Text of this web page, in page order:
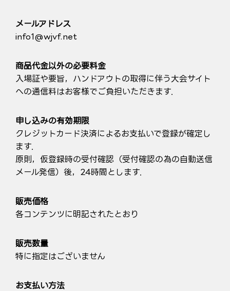
メールアドレス
info1@wjvf.net
商品代金以外の必要料金
入場証や要旨，ハンドアウトの取得に伴う大会サイト
への通信料はお客様でご負担いただきます．
申し込みの有効期限
クレジットカード決済によるお支払いで登録が確定し
ます．
原則，仮登録時の受付確認（受付確認の為の自動送信
メール発信）後，24時間とします．
販売価格
各コンテンツに明記されたとおり
販売数量
特に指定はございません
お支払い方法